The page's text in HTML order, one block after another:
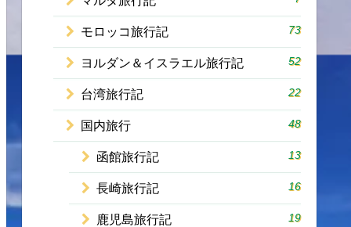
モロッコ旅行記 73
ヨルダン＆イスラエル旅行記 52
台湾旅行記 22
国内旅行 48
函館旅行記 13
長崎旅行記 16
鹿児島旅行記 19